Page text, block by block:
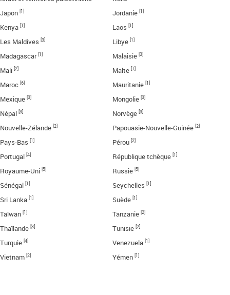
Japon [1] Jordanie [1]
Kenya [1] Laos [1]
Les Maldives [3] Libye [1]
Madagascar [1] Malaisie [3]
Mali [2] Malte [1]
Maroc [6] Mauritanie [1]
Mexique [3] Mongolie [3]
Népal [3] Norvège [3]
Nouvelle-Zélande [2] Papouasie-Nouvelle-Guinée [2]
Pays-Bas [1] Pérou [2]
Portugal [4] République tchèque [1]
Royaume-Uni [5] Russie [5]
Sénégal [1] Seychelles [1]
Sri Lanka [1] Suède [1]
Taïwan [1] Tanzanie [2]
Thaïlande [3] Tunisie [2]
Turquie [4] Venezuela [1]
Vietnam [2] Yémen [1]